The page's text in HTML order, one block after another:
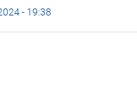
- 19:38